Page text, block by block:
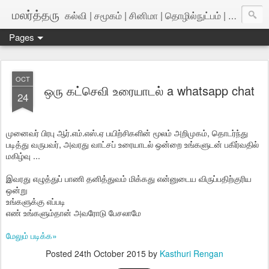
மலர்த்தரு கல்வி | சமூகம் | சினிமா | தொழில்நுட்பம் | அறிவியல்
Pages
OCT
24 ஒரு கட்செவி உரையாடல் a whatsapp chat
முனைவர் பிரபு ஆர்.எம்.எஸ்.ஏ பயிற்சிகளின் மூலம் அறிமுகம், தொடர்ந்து
படித்து வருபவர், அவரது வாட்சப் உரையாடல் ஒன்றை உங்களுடன் பகிர்வதில்
மகிழ்வு ...
இவரது எழுத்துப் பாணி தனித்துவம் மிக்கது என்னுடைய விருப்பதிற்குரிய
ஒன்று
உங்களுக்கு எப்படி
எண் உங்களும்தான் அவரோடு பேசலாமே
மேலும் படிக்க»
Posted 24th October 2015 by Kasthuri Rengan